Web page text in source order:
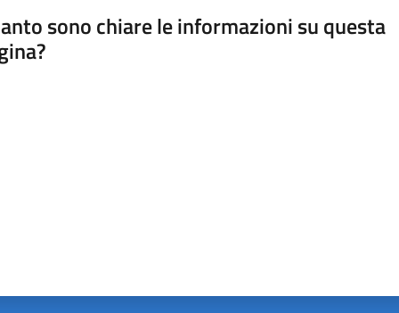
sono chiare le informazioni su questa